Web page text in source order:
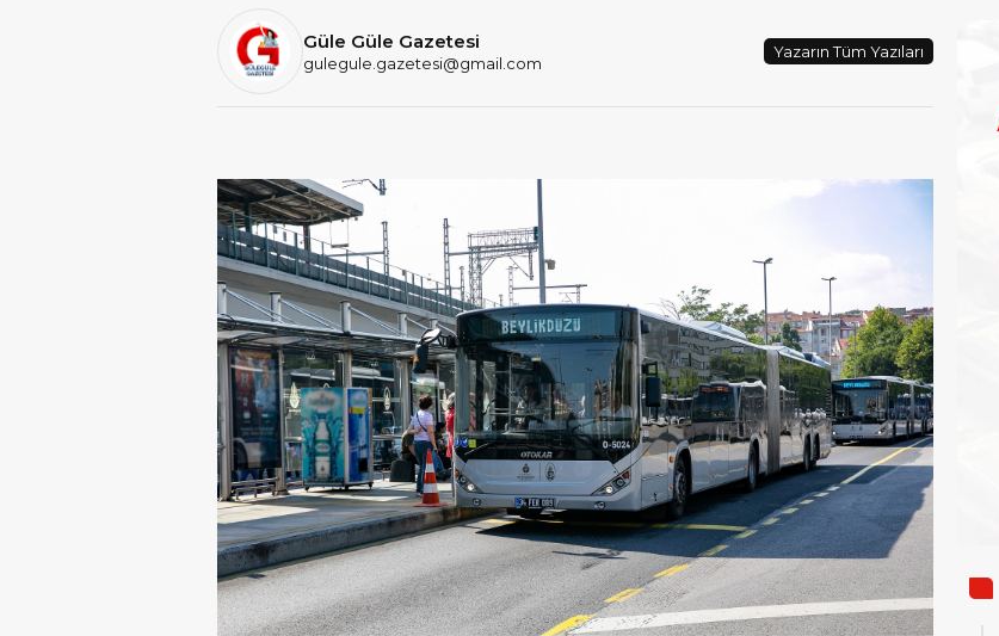
Güle Güle Gazetesi
gulegule.gazetesi@gmail.com
Yazarın Tüm Yazıları